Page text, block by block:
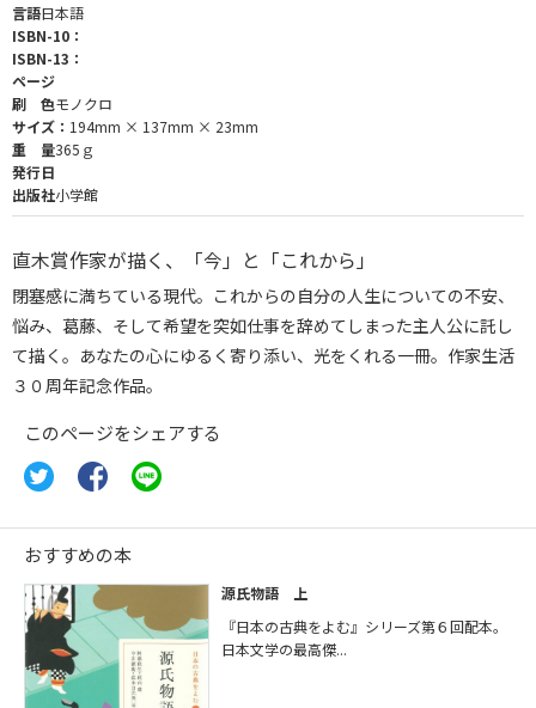
言語日本語
ISBN-10：
ISBN-13：
ページ
刷 色モノクロ
サイズ： 194mm × 137mm × 23mm
重 量365ｇ
発行日
出版社小学館
直木賞作家が描く、「今」と「これから」
閉塞感に満ちている現代。これからの自分の人生についての不安、
悩み、葛藤、そして希望を突如仕事を辞めてしまった主人公に託し
て描く。あなたの心にゆるく寄り添い、光をくれる一冊。作家生活
３０周年記念作品。
このページをシェアする
おすすめの本
源氏物語 上
『日本の古典をよむ』シリーズ第６回配本。
日本文学の最高傑...